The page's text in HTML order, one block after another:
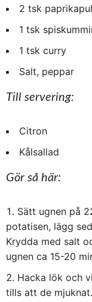
2 tsk
1 tsk
1 tsk curry
Salt, peppar
Till servering:
Citron
Kålsallad
Gör så här:
Sätt ugnen på
potatisen, lägg
Krydda med salt
ugnen ca 15-20
Hacka lök och
tills att de